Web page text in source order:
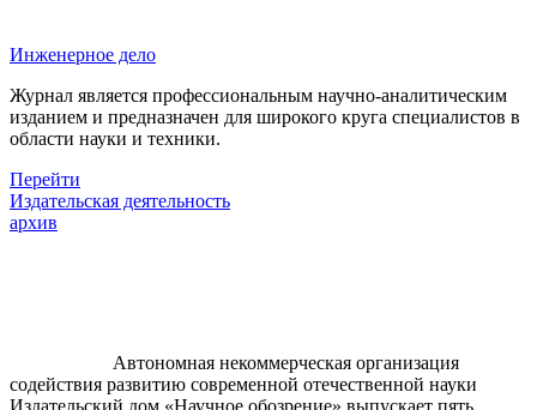
Инженерное дело
Журнал является профессиональным научно-аналитическим
изданием и предназначен для широкого круга специалистов в
области науки и техники.
Перейти
Издательская деятельность
архив
Автономная некоммерческая организация
содействия развитию современной отечественной науки
Издательский дом «Научное обозрение» выпускает пять